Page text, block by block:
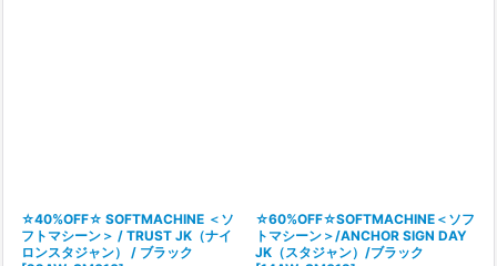
☆40%OFF☆ SOFTMACHINE ＜ソ
フトマシーン＞ / TRUST JK（ナイ
ロンスタジャン） / ブラック
☆60%OFF☆SOFTMACHINE＜ソフ
トマシーン＞/ANCHOR SIGN DAY
JK（スタジャン）/ブラック